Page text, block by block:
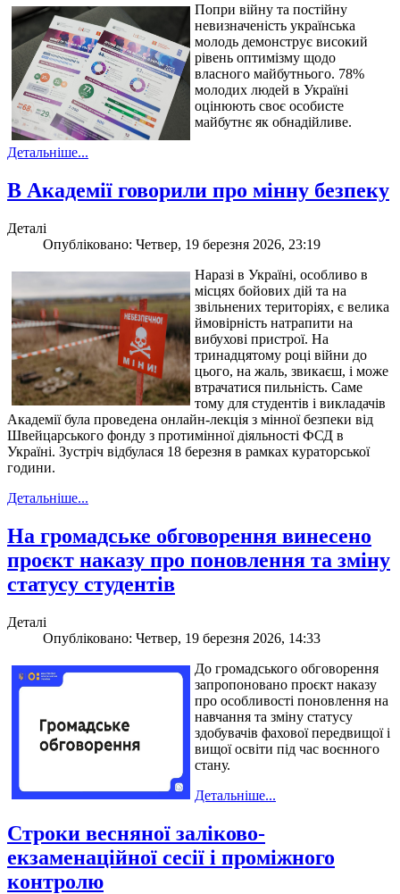
Попри війну та постійну
невизначеність українська
молодь демонструє високий
рівень оптимізму щодо
власного майбутнього. 78%
молодих людей в Україні
оцінюють своє особисте
майбутнє як обнадійливе.
Детальніше...
В Академії говорили про мінну безпеку
Деталі
Опубліковано: Четвер, 19 березня 2026, 23:19
Наразі в Україні, особливо в
місцях бойових дій та на
звільнених територіях, є велика
ймовірність натрапити на
вибухові пристрої. На
тринадцятому році війни до
цього, на жаль, звикаєш, і може
втрачатися пильність. Саме
тому для студентів і викладачів
Академії була проведена онлайн-лекція з мінної безпеки від
Швейцарського фонду з протимінної діяльності ФСД в
Україні. Зустріч відбулася 18 березня в рамках кураторської
години.
Детальніше...
На громадське обговорення винесено
проєкт наказу про поновлення та зміну
статусу студентів
Деталі
Опубліковано: Четвер, 19 березня 2026, 14:33
До громадського обговорення
запропоновано проєкт наказу
про особливості поновлення на
навчання та зміну статусу
здобувачів фахової передвищої і
вищої освіти під час воєнного
стану.
Детальніше...
Строки весняної заліково-
екзаменаційної сесії і проміжного
контролю